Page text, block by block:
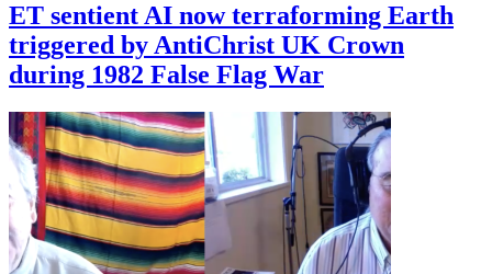
ET sentient AI now terraforming Earth
triggered by AntiChrist UK Crown
during 1982 False Flag War